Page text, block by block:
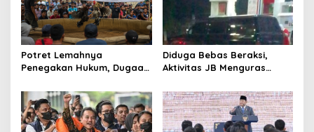
Potret Lemahnya
Penegakan Hukum, Dugaan
Tulungagung Tuai Sorotan
Diduga Bebas Beraksi,
Aktivitas JB Menguras
Bojonegoro Jadi Sorotan
Warga